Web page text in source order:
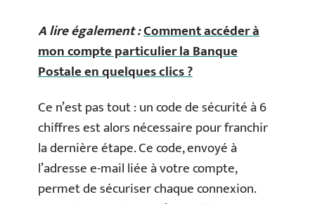
A lire également :Comment accéder à
mon compte particulier la Banque
Postale en quelques clics ?
Ce n’est pas tout : un code de sécurité à 6
chiffres est alors nécessaire pour franchir
la dernière étape. Ce code, envoyé à
l’adresse e-mail liée à votre compte,
permet de sécuriser chaque connexion.